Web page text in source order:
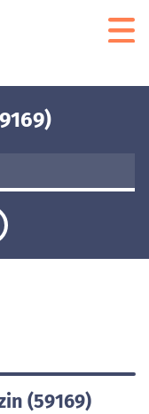
(59169)